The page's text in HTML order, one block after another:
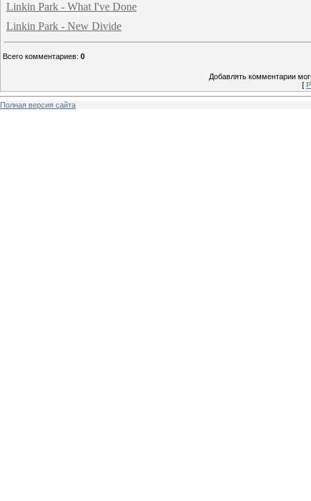
Linkin Park - What I've Done
Linkin Park - New Divide
Всего комментариев: 0
Добавлять комментарии
[
Полная версия сайта